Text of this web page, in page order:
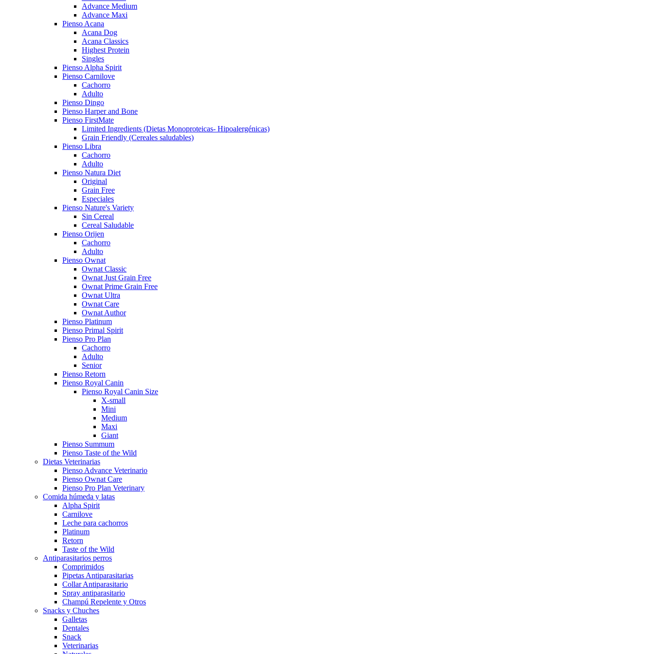
Advance Medium
Advance Maxi
Pienso Acana
Acana Dog
Acana Classics
Highest Protein
Singles
Pienso Alpha Spirit
Pienso Carnilove
Cachorro
Adulto
Pienso Dingo
Pienso Harper and Bone
Pienso FirstMate
Limited Ingredients (Dietas Monoproteicas- Hipoalergénicas)
Grain Friendly (Cereales saludables)
Pienso Libra
Cachorro
Adulto
Pienso Natura Diet
Original
Grain Free
Especiales
Pienso Nature's Variety
Sin Cereal
Cereal Saludable
Pienso Orijen
Cachorro
Adulto
Pienso Ownat
Ownat Classic
Ownat Just Grain Free
Ownat Prime Grain Free
Ownat Ultra
Ownat Care
Ownat Author
Pienso Platinum
Pienso Primal Spirit
Pienso Pro Plan
Cachorro
Adulto
Senior
Pienso Retorn
Pienso Royal Canin
Pienso Royal Canin Size
X-small
Mini
Medium
Maxi
Giant
Pienso Summum
Pienso Taste of the Wild
Dietas Veterinarias
Pienso Advance Veterinario
Pienso Ownat Care
Pienso Pro Plan Veterinary
Comida húmeda y latas
Alpha Spirit
Carnilove
Leche para cachorros
Platinum
Retorn
Taste of the Wild
Antiparasitarios perros
Comprimidos
Pipetas Antiparasitarias
Collar Antiparasitario
Spray antiparasitario
Champú Repelente y Otros
Snacks y Chuches
Galletas
Dentales
Snack
Veterinarias